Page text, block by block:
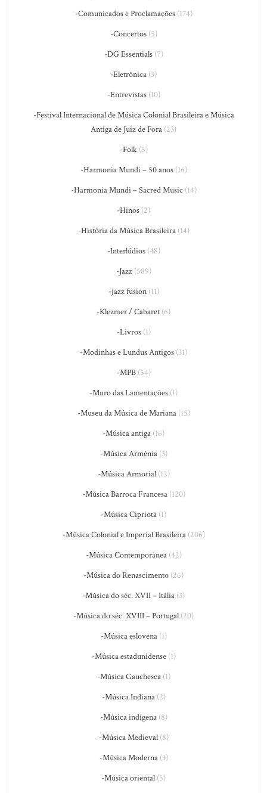
-Comunicados e Proclamações(174)
-Concertos(5)
-DG Essentials(7)
-Eletrônica (3)
-Entrevistas(10)
-Festival Internacional de Música Colonial Brasileira e Música
Antiga de Juiz de Fora (23)
-Folk(5)
-Harmonia Mundi – 50 anos(16)
-Harmonia Mundi – Sacred Music (14)
-Hinos (2)
-História da Música Brasileira(14)
-Interlúdios(48)
-Jazz(589)
-jazz fusion(11)
-Klezmer / Cabaret (6)
-Livros(1)
-Modinhas e Lundus Antigos (31)
-MPB(54)
-Muro das Lamentações (1)
-Museu da Música de Mariana(15)
-Música antiga (16)
-Música Armênia(3)
-Música Armorial(12)
-Música Barroca Francesa(120)
-Música Cipriota (1)
-Música Colonial e Imperial Brasileira(206)
-Música Contemporânea(42)
-Música do Renascimento (26)
-Música do séc. XVII – Itália (3)
-Música do séc. XVIII – Portugal (20)
-Música eslovena(1)
-Música estadunidense(1)
-Música Gauchesca(1)
-Música Indiana(2)
-Música indígena(8)
-Música Medieval(8)
-Música Moderna(3)
-Música oriental (5)